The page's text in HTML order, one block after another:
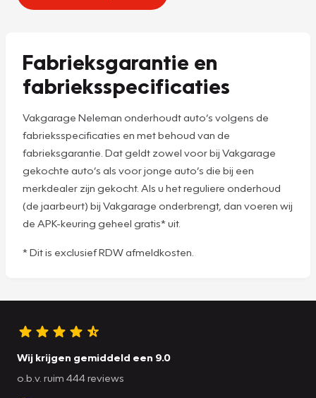
Fabrieksgarantie en
fabrieksspecificaties
Vakgarage Neleman onderhoudt auto’s volgens de
fabrieksspecificaties en met behoud van de
fabrieksgarantie. Dat geldt zowel voor bij Vakgarage
gekochte auto’s als voor jonge auto’s die bij een
merkdealer zijn gekocht. Als u het reguliere onderhoud
(de jaarbeurt) bij Vakgarage onderbrengt, dan voeren wij
de APK-keuring geheel gratis* uit.
* Dit is exclusief RDW afmeldkosten.
Wij krijgen gemiddeld een 9.0
o.b.v. ruim 444 reviews